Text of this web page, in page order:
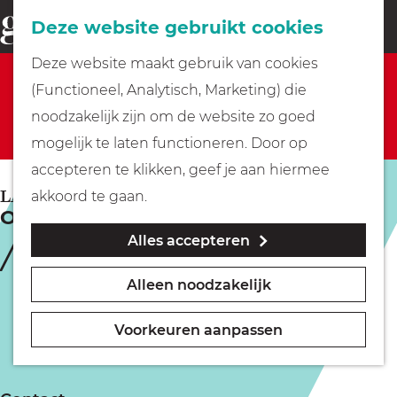
Deze website gebruikt cookies
Deze website maakt gebruik van cookies
(Functioneel, Analytisch, Marketing) die
noodzakelijk zijn om de website zo goed
mogelijk te laten functioneren. Door op
accepteren te klikken, geef je aan hiermee
akkoord te gaan.
Alles accepteren
Alleen noodzakelijk
Voorkeuren aanpassen
G
a
r
d
h
Fietsen
Wandelen
Geocachen
Naar het museum
o
e
k
e
n
Sorry, deze activiteit is niet meer beschikbaar.
Bekijk hetactuele aanbod
voor de beschikbare
opties.
Operation Hellfire
LAREN